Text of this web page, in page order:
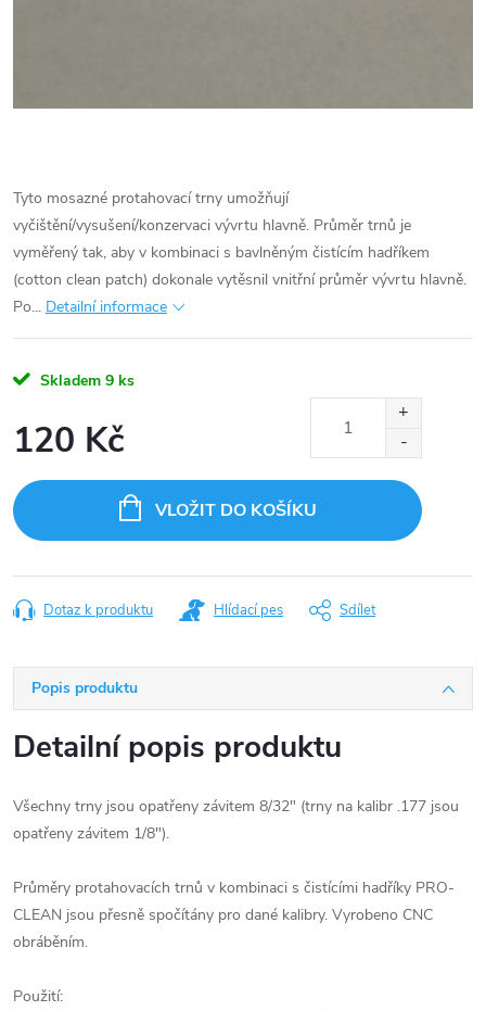
Tyto mosazné protahovací trny umožňují
vyčištění/vysušení/konzervaci vývrtu hlavně. Průměr trnů je
vyměřený tak, aby v kombinaci s bavlněným čistícím hadříkem
(cotton clean patch) dokonale vytěsnil vnitřní průměr vývrtu hlavně.
Po... Detailní informace
Skladem 9 ks
120 Kč
cena:
VLOŽIT DO KOŠÍKU
Dotaz k produktu Hlídací pes Sdílet
Popis produktu
Detailní popis produktu
Všechny trny jsou opatřeny závitem 8/32" (trny na kalibr .177 jsou
opatřeny závitem 1/8").
Průměry protahovacích trnů v kombinaci s čistícími hadříky PRO-
CLEAN jsou přesně spočítány pro dané kalibry. Vyrobeno CNC
obráběním.
Použití: